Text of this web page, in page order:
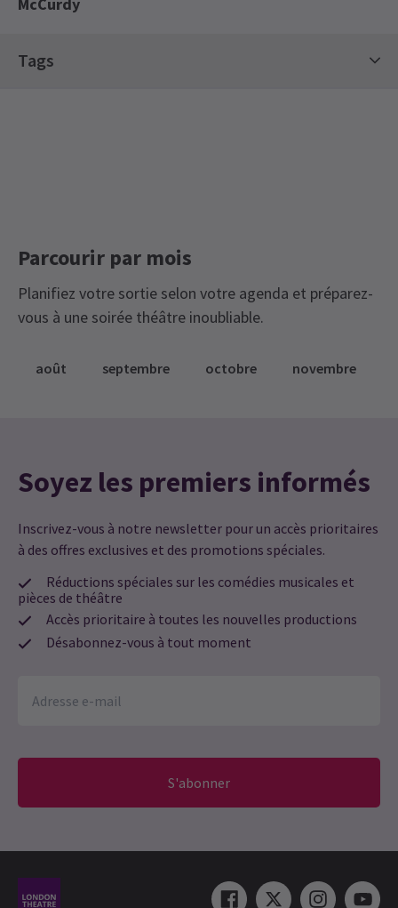
Tags
Parcourir par mois
Planifiez votre sortie selon votre agenda et préparez-
vous à une soirée théâtre inoubliable.
août septembre octobre novembre
Soyez les premiers informés
Inscrivez-vous à notre newsletter pour un accès prioritaires
à des offres exclusives et des promotions spéciales.
Réductions spéciales sur les comédies musicales et
pièces de théâtre
Accès prioritaire à toutes les nouvelles productions
Désabonnez-vous à tout moment
S'abonner